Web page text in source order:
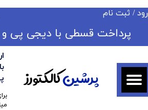
/ ثبت نام
حساب کاربری من
تغییر گذر واژه
سفارشات
خروج از حساب کاربری
​​پرداخت قسطی با دیجی پی
پرشینکالکتورز